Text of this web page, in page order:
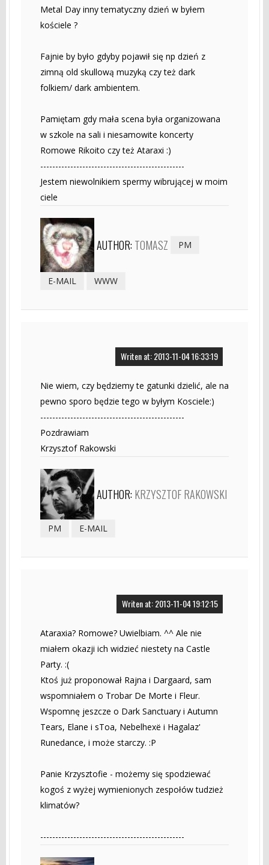
Metal Day inny tematyczny dzień w byłem
kościele ?
Fajnie by było gdyby pojawił się np dzień z
zimną old skullową muzyką czy też dark
folkiem/ dark ambientem.
Pamiętam gdy mała scena była organizowana
w szkole na sali i niesamowite koncerty
Romowe Rikoito czy też Ataraxi :)
------------------------------------------------
Jestem niewolnikiem spermy wibrującej w moim
ciele
AUTHOR: TOMASZ PM
E-MAIL WWW
Writen at: 2013-11-04 16:33:19
Nie wiem, czy będziemy te gatunki dzielić, ale na
pewno sporo będzie tego w byłym Kosciele:)
------------------------------------------------
Pozdrawiam
Krzysztof Rakowski
AUTHOR: KRZYSZTOF RAKOWSKI
PM E-MAIL
Writen at: 2013-11-04 19:12:15
Ataraxia? Romowe? Uwielbiam. ^^ Ale nie
miałem okazji ich widzieć niestety na Castle
Party. :(
Ktoś już proponował Rajna i Dargaard, sam
wspomniałem o Trobar De Morte i Fleur.
Wspomnę jeszcze o Dark Sanctuary i Autumn
Tears, Elane i sToa, Nebelhexë i Hagalaz'
Runedance, i może starczy. :P
Panie Krzysztofie - możemy się spodziewać
kogoś z wyżej wymienionych zespołów tudzież
klimatów?
------------------------------------------------